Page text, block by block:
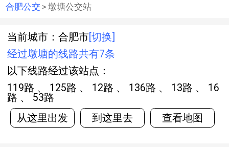
合肥公交 > 墩塘公交站
当前城市：合肥市 [切换]
经过墩塘的线路共有7条
以下线路经过该站点：
119路 、 125路 、 12路 、 136路 、 13路 、 16
路 、 53路
从这里出发
到这里去 查看地图